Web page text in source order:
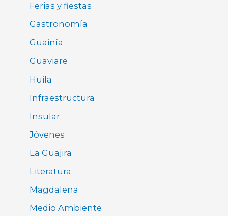
Ferias y fiestas
Gastronomía
Guainía
Guaviare
Huila
Infraestructura
Insular
Jóvenes
La Guajira
Literatura
Magdalena
Medio Ambiente